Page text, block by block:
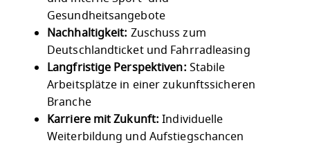
Gesundheitsangebote
Nachhaltigkeit: Zuschuss zum
Deutschlandticket und Fahrradleasing
Langfristige Perspektiven: Stabile
Arbeitsplätze in einer zukunftssicheren
Branche
Karriere mit Zukunft: Individuelle
Weiterbildung und Aufstiegschancen